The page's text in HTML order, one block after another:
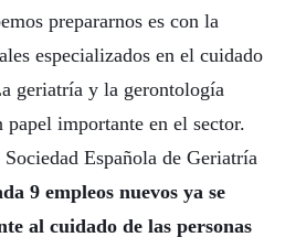
prepararnos es con la
especializados en el cuidado
geriatría y la gerontología
papel importante en el sector.
Española de Geriatría
9 empleos nuevos ya se
al cuidado de las personas